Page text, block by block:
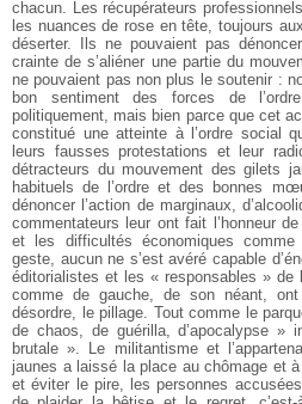
chacun. Les récupérateurs
les nuances de rose en tête, toujours
déserter. Ils ne pouvaient pas
crainte de s’aliéner une partie du
ne pouvaient pas non plus le soutenir :
bon sentiment des forces de
politiquement, mais bien parce que cet
constitué une atteinte à l’ordre social
leurs fausses protestations et leur
détracteurs du mouvement des gilets
habituels de l’ordre et des bonnes
dénoncer l’action de marginaux,
commentateurs leur ont fait l’honneur
et les difficultés économiques
geste, aucun ne s’est avéré capable
éditorialistes et les « responsables » de
comme de gauche, de son néant, ont
désordre, le pillage. Tout comme le
de chaos, de guérilla, d’apocalypse »
brutale ». Le militantisme et
jaunes a laissé la place au chômage et à
et éviter le pire, les personnes